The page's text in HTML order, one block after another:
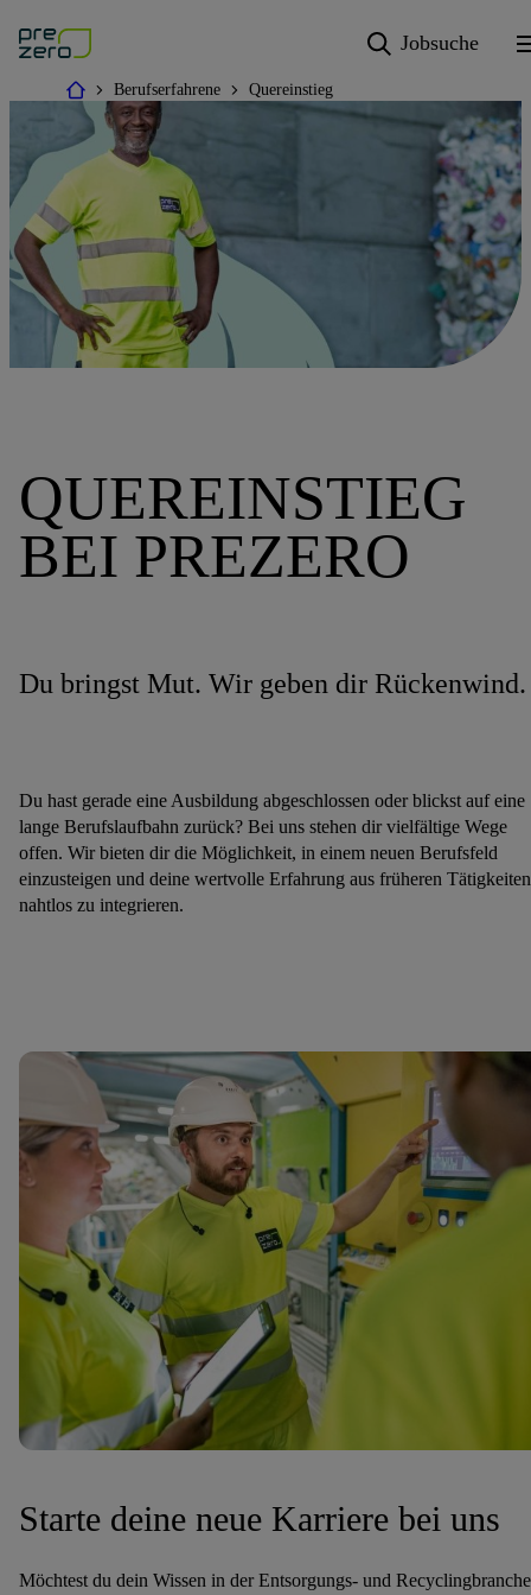
Jobsuche
Berufserfahrene
Quereinstieg
QUEREINSTIEG
BEI PREZERO
Du bringst Mut. Wir geben dir Rückenwind.
Du hast gerade eine Ausbildung abgeschlossen oder blickst auf eine
lange Berufslaufbahn zurück? Bei uns stehen dir vielfältige Wege
offen. Wir bieten dir die Möglichkeit, in einem neuen Berufsfeld
einzusteigen und deine wertvolle Erfahrung aus früheren Tätigkeiten
nahtlos zu integrieren.
Starte deine neue Karriere bei uns
Möchtest du dein Wissen in der Entsorgungs- und Recyclingbranche